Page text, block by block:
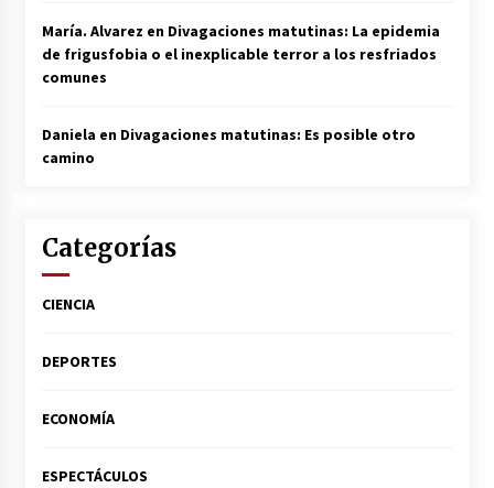
María. Alvarez en Divagaciones matutinas: La epidemia
de frigusfobia o el inexplicable terror a los resfriados
comunes
Daniela en Divagaciones matutinas: Es posible otro
camino
Categorías
CIENCIA
DEPORTES
ECONOMÍA
ESPECTÁCULOS